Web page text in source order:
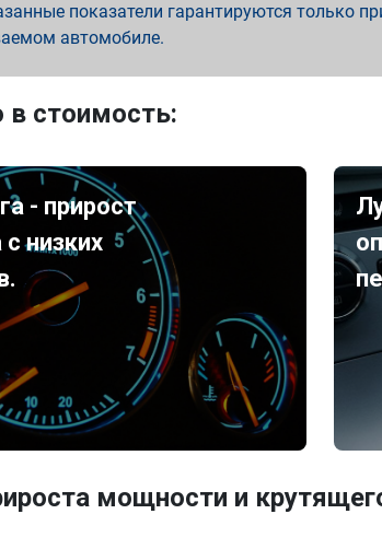
показатели гарантируются только
автомобиле.
в стоимость:
- прирост
низких
мощности и